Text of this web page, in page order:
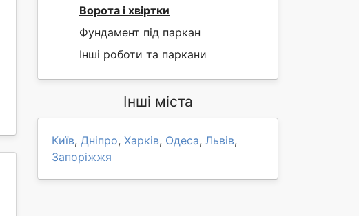
Ворота і хвіртки
Фундамент під паркан
Інші роботи та паркани
Інші міста
Київ, Дніпро, Харків, Одеса, Львів,
Запоріжжя